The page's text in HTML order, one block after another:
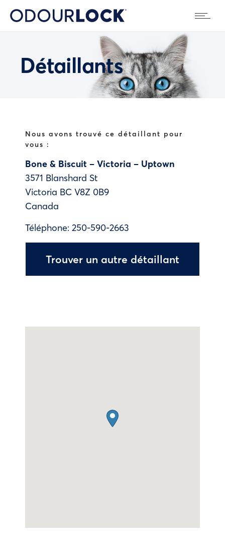
Détaillants
Nous avons trouvé ce détaillant pour
vous :
Bone & Biscuit – Victoria – Uptown
3571 Blanshard St
Victoria BC V8Z 0B9
Canada
Téléphone: 250-590-2663
Trouver un autre détaillant